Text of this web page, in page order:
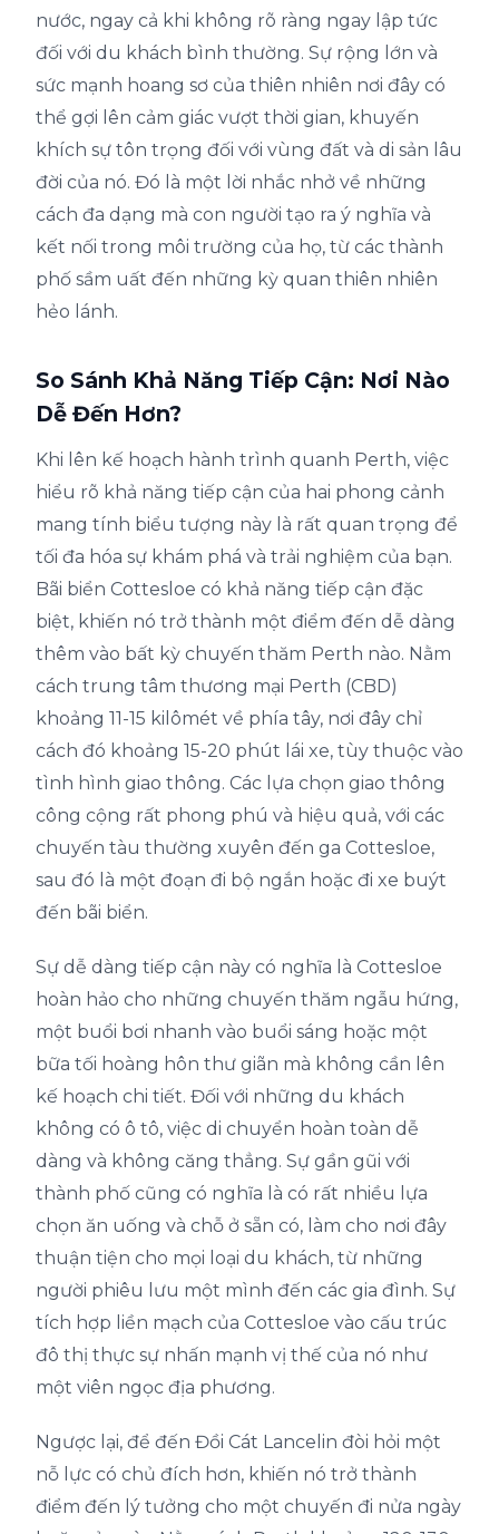
nước, ngay cả khi không rõ ràng ngay lập tức
đối với du khách bình thường. Sự rộng lớn và
sức mạnh hoang sơ của thiên nhiên nơi đây có
thể gợi lên cảm giác vượt thời gian, khuyến
khích sự tôn trọng đối với vùng đất và di sản lâu
đời của nó. Đó là một lời nhắc nhở về những
cách đa dạng mà con người tạo ra ý nghĩa và
kết nối trong môi trường của họ, từ các thành
phố sầm uất đến những kỳ quan thiên nhiên
hẻo lánh.
So Sánh Khả Năng Tiếp Cận: Nơi Nào
Dễ Đến Hơn?
Khi lên kế hoạch hành trình quanh Perth, việc
hiểu rõ khả năng tiếp cận của hai phong cảnh
mang tính biểu tượng này là rất quan trọng để
tối đa hóa sự khám phá và trải nghiệm của bạn.
Bãi biển Cottesloe có khả năng tiếp cận đặc
biệt, khiến nó trở thành một điểm đến dễ dàng
thêm vào bất kỳ chuyến thăm Perth nào. Nằm
cách trung tâm thương mại Perth (CBD)
khoảng 11-15 kilômét về phía tây, nơi đây chỉ
cách đó khoảng 15-20 phút lái xe, tùy thuộc vào
tình hình giao thông. Các lựa chọn giao thông
công cộng rất phong phú và hiệu quả, với các
chuyến tàu thường xuyên đến ga Cottesloe,
sau đó là một đoạn đi bộ ngắn hoặc đi xe buýt
đến bãi biển.
Sự dễ dàng tiếp cận này có nghĩa là Cottesloe
hoàn hảo cho những chuyến thăm ngẫu hứng,
một buổi bơi nhanh vào buổi sáng hoặc một
bữa tối hoàng hôn thư giãn mà không cần lên
kế hoạch chi tiết. Đối với những du khách
không có ô tô, việc di chuyển hoàn toàn dễ
dàng và không căng thẳng. Sự gần gũi với
thành phố cũng có nghĩa là có rất nhiều lựa
chọn ăn uống và chỗ ở sẵn có, làm cho nơi đây
thuận tiện cho mọi loại du khách, từ những
người phiêu lưu một mình đến các gia đình. Sự
tích hợp liền mạch của Cottesloe vào cấu trúc
đô thị thực sự nhấn mạnh vị thế của nó như
một viên ngọc địa phương.
Ngược lại, để đến Đồi Cát Lancelin đòi hỏi một
nỗ lực có chủ đích hơn, khiến nó trở thành
điểm đến lý tưởng cho một chuyến đi nửa ngày